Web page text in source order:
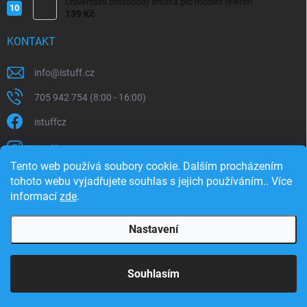
Tento web používá soubory cookie. Dalším procházením
tohoto webu vyjadřujete souhlas s jejich používáním.. Více
informací zde.
Nastavení
Souhlasím
139 Kč
KONTAKT
info@istuff.cz
705 942 754 (8:00 - 16:00)
istuffcz
istuffcz
istuffcz
@istuff.cz
iSTUFF . Všechna práva vyhrazena.